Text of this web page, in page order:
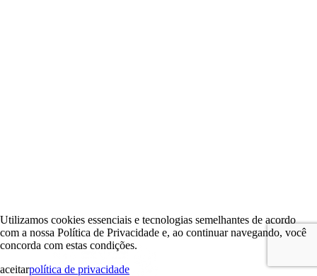
Utilizamos cookies essenciais e tecnologias semelhantes de acordo
com a nossa Política de Privacidade e, ao continuar navegando, você
concorda com estas condições.
aceitarpolítica de privacidade